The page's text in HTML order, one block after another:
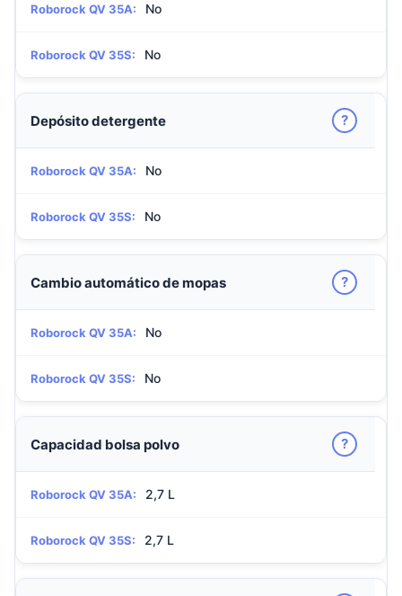
Roborock QV 35A: No
Roborock QV 35S: No
Depósito detergente ?
Roborock QV 35A: No
Roborock QV 35S: No
Cambio automático de mopas ?
Roborock QV 35A: No
Roborock QV 35S: No
Capacidad bolsa polvo ?
Roborock QV 35A: 2,7 L
Roborock QV 35S: 2,7 L